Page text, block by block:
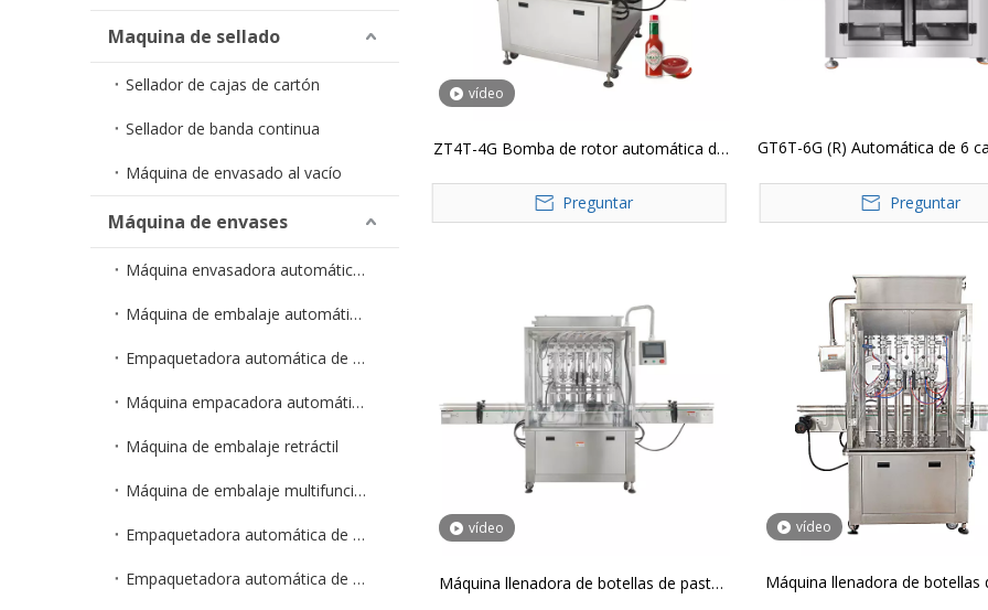
Maquina de sellado
Sellador de cajas de cartón
Sellador de banda continua
Máquina de envasado al vacío
Máquina de envases
Máquina envasadora automática de líquidos en bolsa
Máquina de embalaje automático de polvo/granulado
Empaquetadora automática de gránulos en bolsa
Máquina empacadora automática de polvo en bolsa
Máquina de embalaje retráctil
Máquina de embalaje multifunción
Empaquetadora automática de cápsulas
Empaquetadora automática de hardware
vídeo
ZT4T-4G Bomba de rotor automática de
alimentos, crema de miel, gel, salsa de
Preguntar
GT6T-6G (R) Automática de 6
Preguntar
vídeo
Máquina llenadora de botellas de pasta
vídeo
Máquina llenadora de botellas